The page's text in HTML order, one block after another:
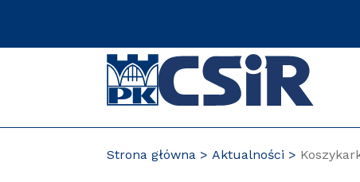
Strona główna Aktualności